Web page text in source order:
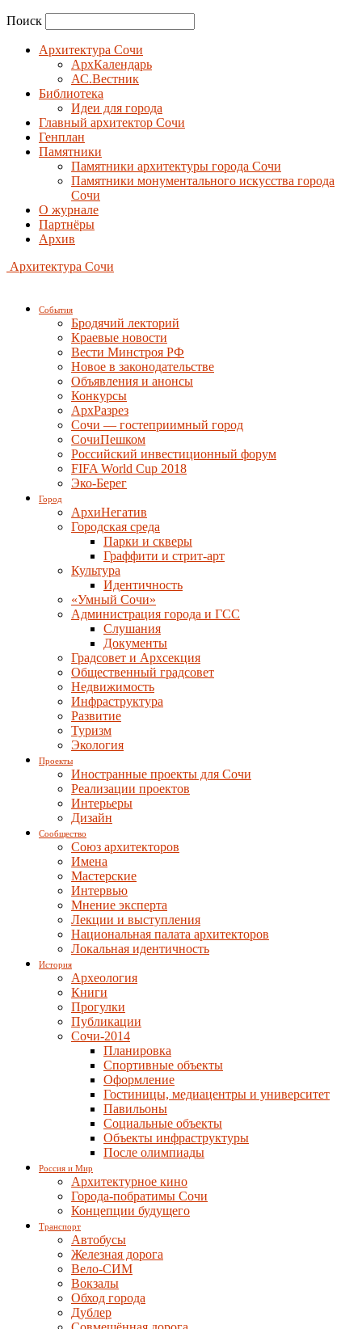
Поиск
Архитектура Сочи
АрхКалендарь
АС.Вестник
Библиотека
Идеи для города
Главный архитектор Сочи
Генплан
Памятники
Памятники архитектуры города Сочи
Памятники монументального искусства города
Сочи
О журнале
Партнёры
Архив
Архитектура Сочи
События
Бродячий лекторий
Краевые новости
Вести Минстроя РФ
Новое в законодательстве
Объявления и анонсы
Конкурсы
АрхРазрез
Сочи — гостеприимный город
СочиПешком
Российский инвестиционный форум
FIFA World Cup 2018
Эко-Берег
Город
АрхиНегатив
Городская среда
Парки и скверы
Граффити и стрит-арт
Культура
Идентичность
«Умный Сочи»
Администрация города и ГСС
Слушания
Документы
Градсовет и Архсекция
Общественный градсовет
Недвижимость
Инфраструктура
Развитие
Туризм
Экология
Проекты
Иностранные проекты для Сочи
Реализации проектов
Интерьеры
Дизайн
Сообщество
Союз архитекторов
Имена
Мастерские
Интервью
Мнение эксперта
Лекции и выступления
Национальная палата архитекторов
Локальная идентичность
История
Археология
Книги
Прогулки
Публикации
Сочи-2014
Планировка
Спортивные объекты
Оформление
Гостиницы, медиацентры и университет
Павильоны
Социальные объекты
Объекты инфраструктуры
После олимпиады
Россия и Мир
Архитектурное кино
Города-побратимы Сочи
Концепции будущего
Транспорт
Автобусы
Железная дорога
Вело-СИМ
Вокзалы
Обход города
Дублер